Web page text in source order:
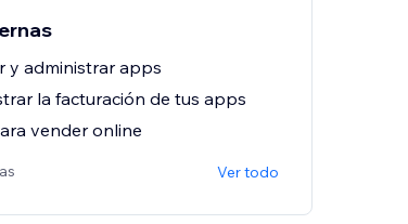
y administrar apps
la facturación de tus apps
vender online
Ver todo